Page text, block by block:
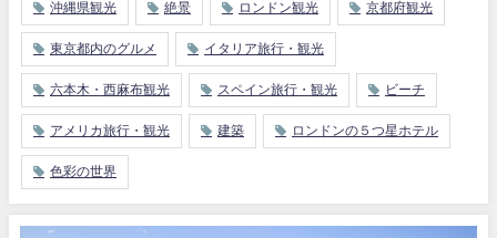
沖縄県観光 絶景 ロンドン観光 京都府観光
東京都内のグルメ イタリア旅行・観光
六本木・西麻布観光 スペイン旅行・観光 ビーチ
アメリカ旅行・観光 建築 ロンドンの５つ星ホテル
色彩の世界